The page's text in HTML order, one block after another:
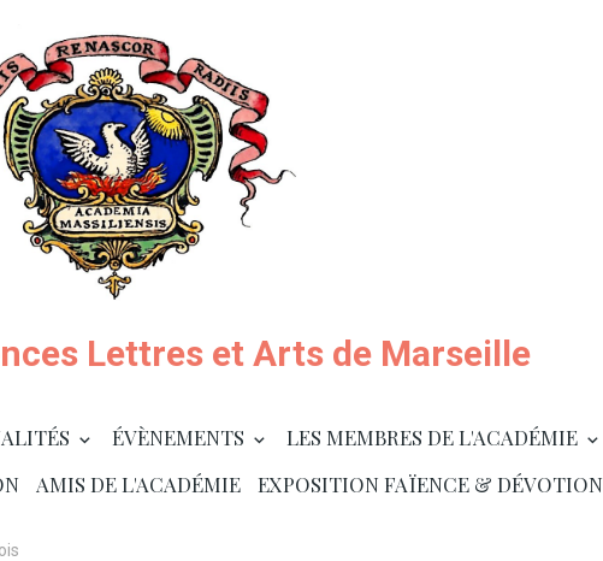
Lettres et Arts de Marseille
ÉVÈNEMENTS
LES MEMBRES DE L'ACADÉMIE
AMIS DE L'ACADÉMIE EXPOSITION FAÏENCE & DÉVOTION